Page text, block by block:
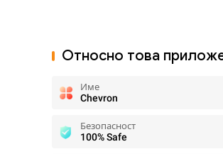
Относно това
Име
Chevron
Безопасност
100% Safe